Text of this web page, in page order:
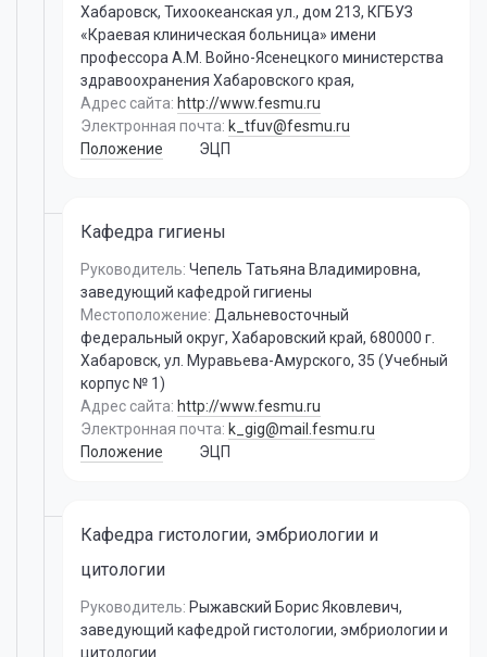
Хабаровск, Тихоокеанская ул., дом 213, КГБУЗ
«Краевая клиническая больница» имени
профессора А.М. Войно-Ясенецкого министерства
здравоохранения Хабаровского края,
Адрес сайта: http://www.fesmu.ru
Электронная почта: k_tfuv@fesmu.ru
Положение
ЭЦП
Кафедра гигиены
Руководитель: Чепель Татьяна Владимировна,
заведующий кафедрой гигиены
Местоположение: Дальневосточный
федеральный округ, Хабаровский край, 680000 г.
Хабаровск, ул. Муравьева-Амурского, 35 (Учебный
корпус № 1)
Адрес сайта: http://www.fesmu.ru
Электронная почта: k_gig@mail.fesmu.ru
Положение
ЭЦП
Кафедра гистологии, эмбриологии и
цитологии
Руководитель: Рыжавский Борис Яковлевич,
заведующий кафедрой гистологии, эмбриологии и
цитологии